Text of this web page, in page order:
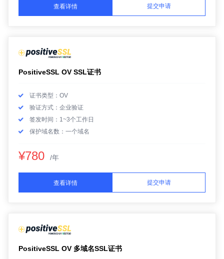
查看详情 提交申请
PositiveSSL OV SSL证书
证书类型：OV
验证方式：企业验证
签发时间：1~3个工作日
保护域名数：一个域名
¥780 /年
查看详情 提交申请
PositiveSSL OV 多域名SSL证书